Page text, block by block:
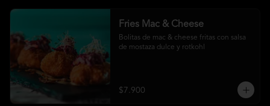
Fries Mac & Cheese
Bolitas de mac & cheese fritas con salsa
de mostaza dulce y rotkohl
$7.900